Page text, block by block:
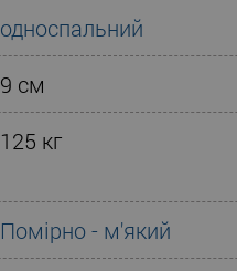
односпальний
9 см
125 кг
Помірно - м'який